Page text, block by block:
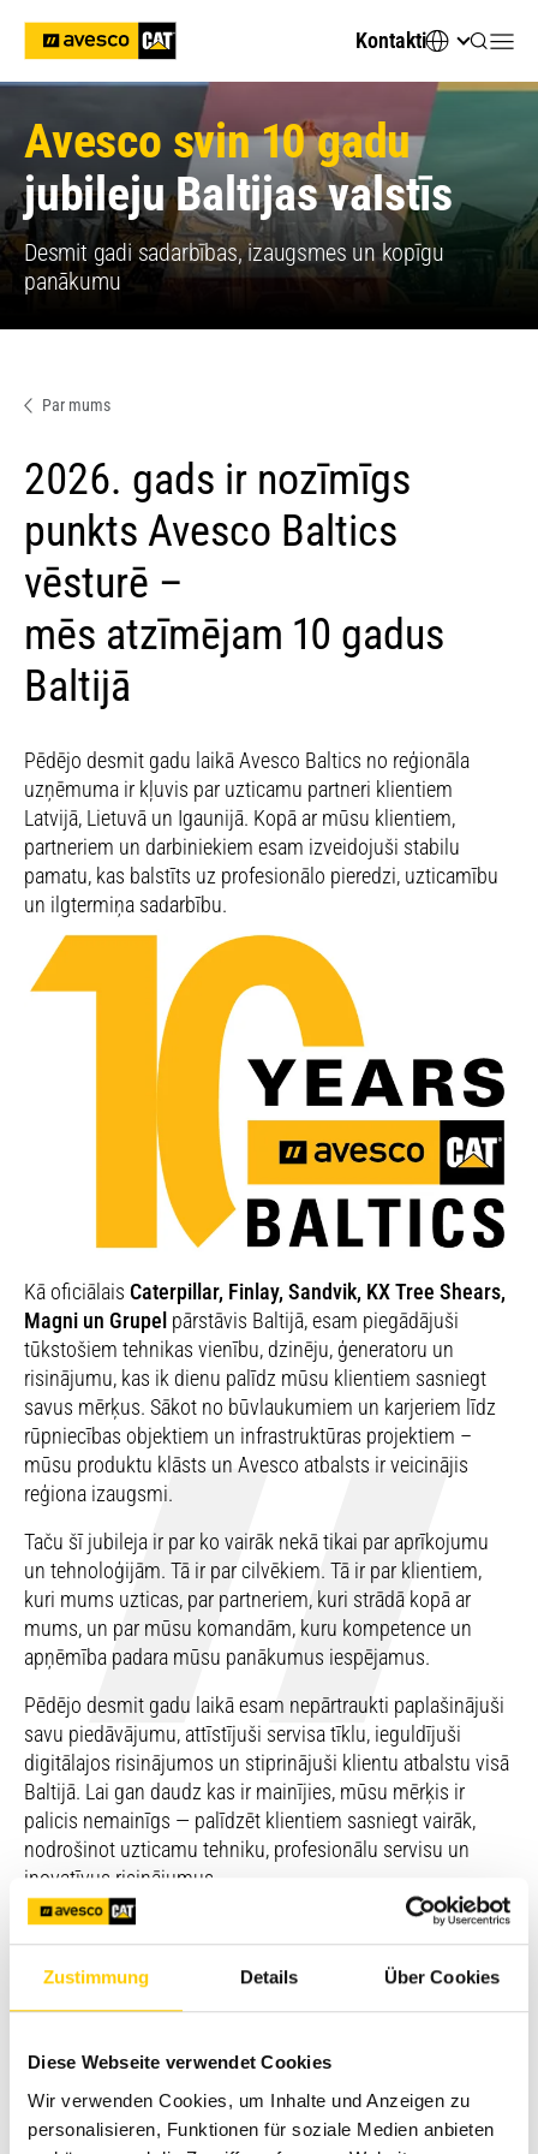
Zustimmung Details Über Cookies
Diese Webseite verwendet Cookies
Wir verwenden Cookies, um Inhalte und Anzeigen zu
personalisieren, Funktionen für soziale Medien anbieten
Kontakti
Avesco svin 10 gadu
jubileju Baltijas valstīs
Desmit gadi sadarbības, izaugsmes un kopīgu
panākumu
Par mums
2026. gads ir nozīmīgs
punkts Avesco Baltics
vēsturē –
mēs atzīmējam 10 gadus
Baltijā
Pēdējo desmit gadu laikā Avesco Baltics no reģionāla
uzņēmuma ir kļuvis par uzticamu partneri klientiem
Latvijā, Lietuvā un Igaunijā. Kopā ar mūsu klientiem,
partneriem un darbiniekiem esam izveidojuši stabilu
pamatu, kas balstīts uz profesionālo­ pieredzi, uzticamību
un ilgtermiņa sadarbību.
Kā oficiālais Caterpillar, Finlay, Sandvik, KX Tree Shears,
Magni un Grupel pārstāvis Baltijā, esam piegādājuši
tūkstošiem tehnikas vienību, dzinēju, ģeneratoru un
risinājumu, kas ik dienu palīdz mūsu klientiem sasniegt
savus mērķus. Sākot no būvlaukumiem un karjeriem līdz
rūpniecības objektiem un infrastruktūras projektiem –
mūsu produktu klāsts un Avesco atbalsts ir veicinājis
reģiona izaugsmi.
Taču šī jubileja ir par ko vairāk nekā tikai par aprīkojumu
un tehnoloģijām. Tā ir par cilvēkiem. Tā ir par klientiem,
kuri mums uzticas, par partneriem, kuri strādā kopā ar
mums, un par mūsu komandām, kuru kompetence un
apņēmība padara mūsu panākumus iespējamus.
Pēdējo desmit gadu laikā esam nepārtraukti paplašinājuši
savu piedāvājumu, attīstījuši servisa tīklu, ieguldījuši
digitālajos risinājumos un stiprinājuši klientu atbalstu visā
Baltijā. Lai gan daudz kas ir mainījies, mūsu mērķis ir
palicis nemainīgs — palīdzēt klientiem sasniegt vairāk,
nodrošinot uzticamu tehniku, profesionālu servisu un
inovatīvus risinājumus.
Galvenie rādītāji
Avesco ir kļuvis par uzticamu partneri klientiem visā
Latvijā, Lietuvā un Igaunijā. Pateicoties spēcīgai vietējai
komandai, plašajām apkalpošanas iespējām un Caterpillar
globālās pieredzes atbalstam, mēs katru dienu turpinām